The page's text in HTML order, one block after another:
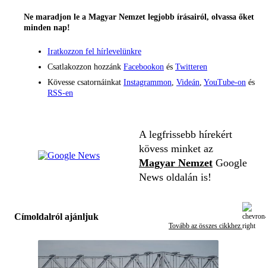
Ne maradjon le a Magyar Nemzet legjobb írásairól, olvassa őket
minden nap!
Iratkozzon fel hírlevelünkre
Csatlakozzon hozzánk Facebookon és Twitteren
Kövesse csatornáinkat Instagrammon, Videán, YouTube-on és
RSS-en
A legfrissebb hírekért
kövess minket az
Magyar Nemzet Google
News oldalán is!
Címoldalról ajánljuk
Tovább az összes cikkhez